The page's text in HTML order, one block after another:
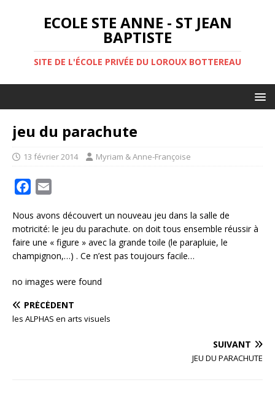
ECOLE STE ANNE - ST JEAN
BAPTISTE
SITE DE L'ÉCOLE PRIVÉE DU LOROUX BOTTEREAU
jeu du parachute
13 février 2014 Myriam & Anne-Françoise
c
e
o
a
i
Nous avons découvert un nouveau jeu dans la salle de
motricité: le jeu du parachute. on doit tous ensemble réussir à
faire une « figure » avec la grande toile (le parapluie, le
champignon,…) . Ce n’est pas toujours facile…
no images were found
PRÉCÉDENT
les ALPHAS en arts visuels
SUIVANT
JEU DU PARACHUTE